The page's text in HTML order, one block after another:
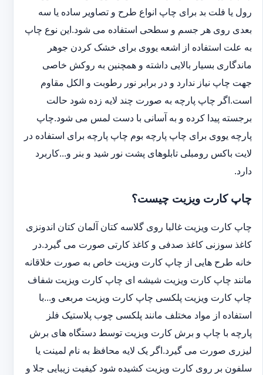
رول یا فلت بد برای چاپ انواع طرح و تصاویر ساده یا سه
بعدی روی هر جسم و سطحی استفاده می شود.این نوع چاپ
به علت استفاده از اشعه یووی برای خشک کردن جوهر
ماندگاری بسیار بالایی داشته و همچنین به روکش خاصی
جهت چاپ نیاز ندارد و در برابر نور رطوبت و الکل مقاوم
است.اگر چاپ پارچه به صورت چند لایه زده شود حالت
برجسته پیدا کرده و به آسانی با دست لمس می شود.چاپ
پارچه یووی برای چاپ پارچه بوم چاپ پارچه برای استفاده در
لایت باکس رومبلی تابلوهای پشت نور شید و بنر و...کاربرد
دارد.
چاپ کارت ویزیت چیست؟
چاپ کارت ویزیت غالبا روی گلاسه کتان آلمان کتان اندونزی
کاغذ سوزنی کاغذ صدفی و کاغذ کارتی صورت می گیرد.در
خانه طرح هایی از چاپ کارت ویزیت خاص به صورت خلاقانه
مانند چاپ کارت ویزیت شیشه ای چاپ کارت ویزیت شفاف
چاپ کارت ویزیت پلکسی چاپ کارت ویزیت مربعی و...با
استفاده از مواد مختلف مانند پلکسی چوب پلاستیک فلز
پارچه با چاپ و برش کارت ویزیت توسط دستگاه های برش
لیزری صورت می گیرد.اگر یک لایه محافظ به نام لمینت یا
سلفون بر روی کارت ویزیت کشیده شود کیفیت زیبایی جلا و